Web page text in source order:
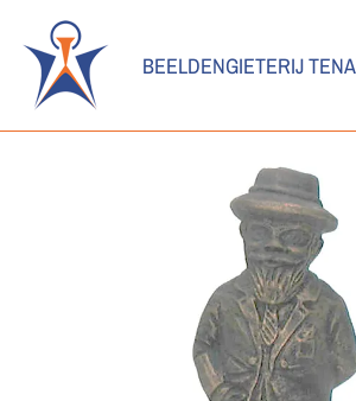
BEELDENGIETERIJ